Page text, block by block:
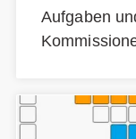
Aufgaben